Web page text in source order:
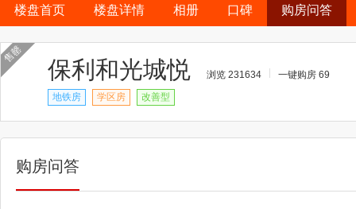
楼盘首页 楼盘详情 相册 口碑 购房问答
售罄
保利和光城悦 浏览 231634
一键购房 69
地铁房
学区房 改善型
购房问答